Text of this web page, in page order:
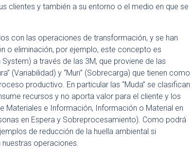
clientes y también a su entorno o el medio en que se
con las operaciones de transformación, y se han
o eliminación, por ejemplo, este concepto es
a través de las 3M, que proviene de las
(Variabilidad) y “Muri” (Sobrecarga) que tienen como
productivo. En particular las “Muda” se clasifican
recursos y no aporta valor para el cliente y los
Materiales e Información, Información o Material en
en Espera y Sobreprocesamiento). Como podrá
de reducción de la huella ambiental si
operaciones.